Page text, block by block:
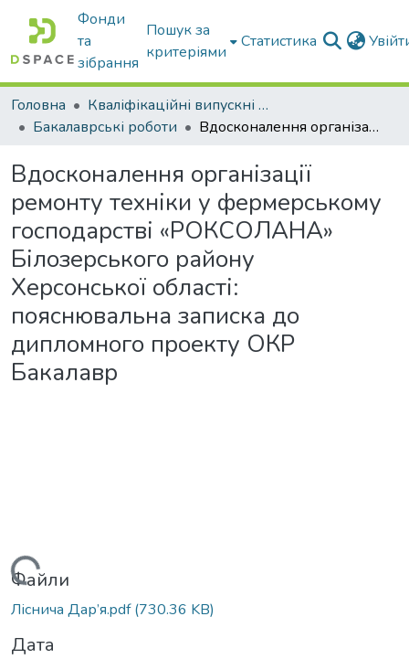
Фонди
та
зібрання
Пошук за
критеріями
Статистика
Головна
Кваліфікаційні випускні роботи бакалаврів і магістрів
Бакалаврські роботи
Вдосконалення організації ремонту техніки у фермерському господарстві «РОКСОЛАНА» Білозерського району Херсонської області: пояснювальна записка до дипломного проекту ОКР Бакалавр
Вдосконалення організації
ремонту техніки у фермерському
господарстві «РОКСОЛАНА»
Білозерського району
Херсонської області:
пояснювальна записка до
дипломного проекту ОКР
Бакалавр
Вантажиться...
Файли
Ліснича Дар’я.pdf(730.36 KB)
Дата